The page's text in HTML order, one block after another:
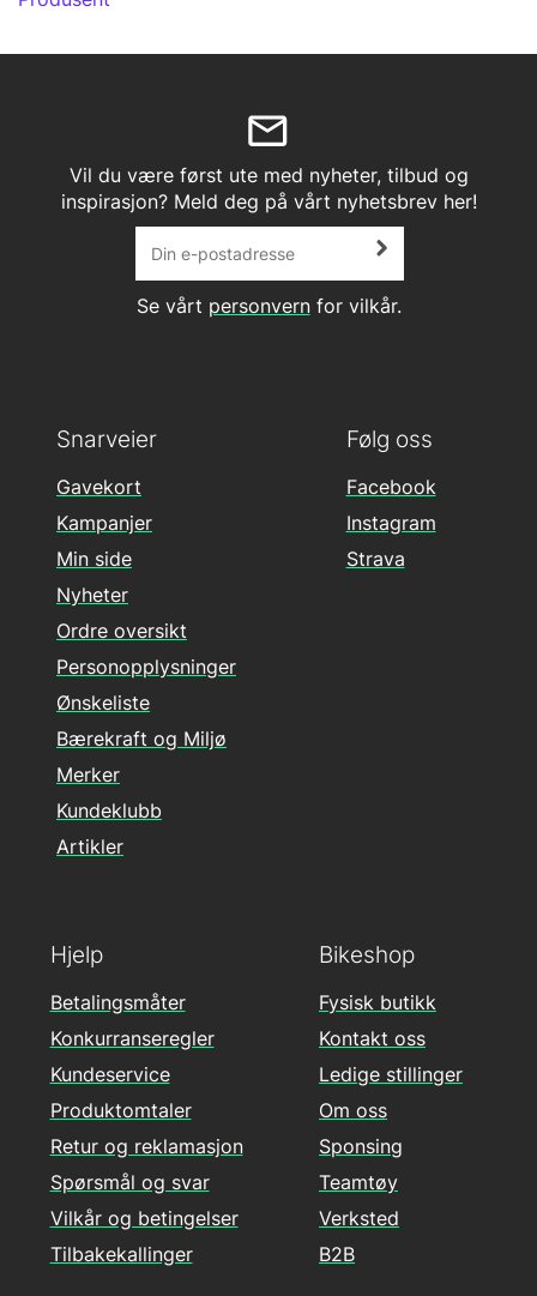
Vil du være først ute med nyheter, tilbud og
inspirasjon? Meld deg på vårt nyhetsbrev her!
Se vårt personvernfor vilkår.
Følg oss
Facebook
Instagram
Strava
Hjelp
Betalingsmåter
Konkurranseregler
Kundeservice
Produktomtaler
Retur og reklamasjon
Spørsmål og svar
Vilkår og betingelser
Tilbakekallinger
Snarveier
Gavekort
Kampanjer
Min side
Nyheter
Ordre oversikt
Personopplysninger
Ønskeliste
Bærekraft og Miljø
Merker
Kundeklubb
Artikler
Bikeshop
Fysisk butikk
Kontakt oss
Ledige stillinger
Om oss
Sponsing
Teamtøy
Verksted
B2B